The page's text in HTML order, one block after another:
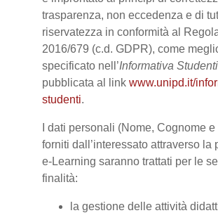
trasparenza, non eccedenza e di
riservatezza in conformità al
2016/679 (c.d. GDPR), come
specificato nell’Informativa Studenti
pubblicata al link www.unipd.it/
studenti.
I dati personali (Nome, Cognome
forniti dall’interessato attraverso la
e-Learning saranno trattati per le
finalità:
la gestione delle attività